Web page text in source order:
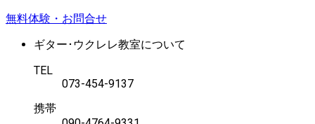
無料体験・お問合せ
ギター･ウクレレ教室について
TEL
073-454-9137
携帯